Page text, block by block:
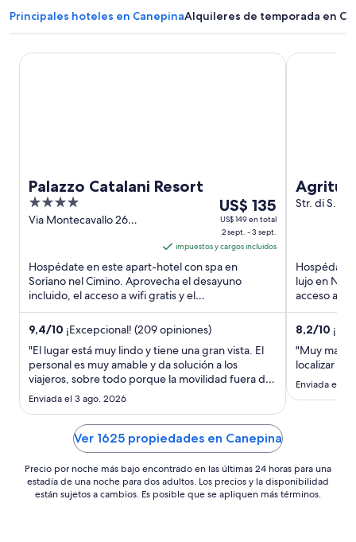
Principales hoteles en CanepinaAlquileres de temporada en
Palazzo Catalani Resort
4
out
Via Montecavallo 26
Del
2
sept
al
3
sept,
noche
es
de
US$ 135
US$ 149 en total
2 sept. - 3 sept.
impuestos y cargos incluidos
Hospédate en este apart-hotel con spa en
Soriano nel Cimino. Aprovecha el desayuno
incluido, el acceso a wifi gratis y el
estacionamiento gratis. Estarás muy ...
9,4/10 ¡Excepcional! (209 opiniones)
"El lugar está muy lindo y tiene una gran vista. El
personal es muy amable y da solución a los
viajeros, sobre todo porque la movilidad fuera de
la ciudad no es sencilla. Nos ayudaron a encontrar
vehículo y que nos transportara a otra ciudad
Enviada el 3 ago. 2026
Palazzo Catalani Resort
Str. di S.
Hospédate
lujo en
acceso a
Estarás
8,2/10
"Muy mal
localizar el
Enviada el
Ver 1625 propiedades en Canepina
Precio por noche más bajo encontrado en las últimas 24 horas para una
estadía de una noche para dos adultos. Los precios y la disponibilidad
están sujetos a cambios. Es posible que se apliquen más términos.